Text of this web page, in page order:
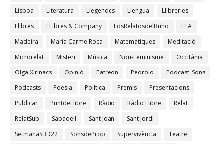
Lisboa
Literatura Llegendes Llengua
Llibreries
Llibres
LLibres & Company LosRelatosdelBuho
LTA
Madeira
Maria Carme Roca Matemàtiques
Meditació
Microrelat
Misteri Música Nou-Feminisme
Occitània
Olga Xirinacs
Opinió Patreon Pedrolo
Podcast_Sons
Podcasts
Poesia Política Premis
Presentacions
Publicar
PuntdeLlibre Ràdio Ràdio Llibre
Relat
RelatSub
Sabadell Sant Joan
Sant Jordi
SetmanaSBD22
SonsdeProp Supervivència
Teatre